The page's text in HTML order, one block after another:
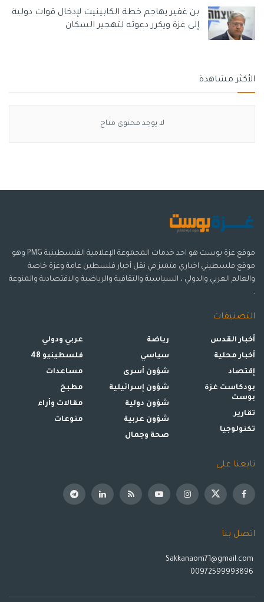
بن غفير يهاجم خطة الكابينيت لإدخال قوات دولية
إلى غزة ويكرر دعوته لتهجير السكان
الأكثر مشاهدة
لا يوجد محتوى متاح
موقع غزة بوست هو احد خدمات المجموعة الإعلامية الفلسطينية PMG وهو
موقع فلسطيني اخباري متميز في نقل أخبار فلسطين عامة وغزة خاصة
والعالم العربي والدولي ، السياسية والثقافية والرياضية والاقتصادية والمنوعة
.
التصنيفات
أخبار القدس
أخبار محلية
إقتصاد
بودكاست غزة
بوست
تقارير
تكنولوجيا
رياضة
سياسي
شؤون أسرى
شؤون إسرائيلية
شؤون دولية
شؤون عربية
صحة وجمال
عربي ودولي
فلسطينيو 48
مساعدات
مطبخ
مقالات وأراء
منوعات
تابعنا على
اتصل بنا
Sakkanaom71@gmail.com